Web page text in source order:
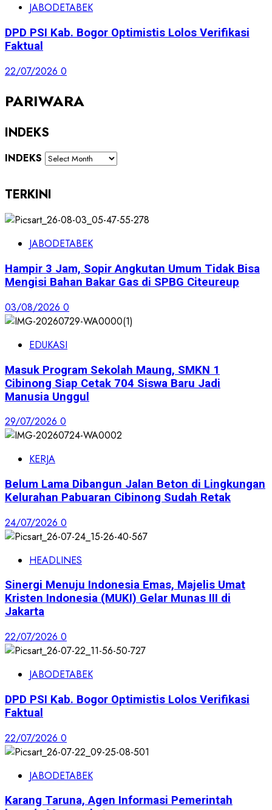
JABODETABEK
DPD PSI Kab. Bogor Optimistis Lolos Verifikasi
Faktual
22/07/2026 0
PARIWARA
INDEKS
INDEKS
TERKINI
JABODETABEK
Hampir 3 Jam, Sopir Angkutan Umum Tidak Bisa
Mengisi Bahan Bakar Gas di SPBG Citeureup
03/08/2026 0
EDUKASI
Masuk Program Sekolah Maung, SMKN 1
Cibinong Siap Cetak 704 Siswa Baru Jadi
Manusia Unggul
29/07/2026 0
KERJA
Belum Lama Dibangun Jalan Beton di Lingkungan
Kelurahan Pabuaran Cibinong Sudah Retak
24/07/2026 0
HEADLINES
Sinergi Menuju Indonesia Emas, Majelis Umat
Kristen Indonesia (MUKI) Gelar Munas III di
Jakarta
22/07/2026 0
JABODETABEK
DPD PSI Kab. Bogor Optimistis Lolos Verifikasi
Faktual
22/07/2026 0
JABODETABEK
Karang Taruna, Agen Informasi Pemerintah